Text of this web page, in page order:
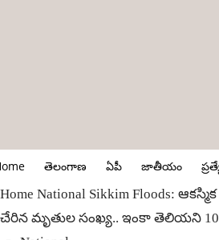
తెలంగాణ ఏపీ జాతీయం
Home National Sikkim Floods:
చేరిన మృతుల సంఖ్య.. ఇంకా తెలియని